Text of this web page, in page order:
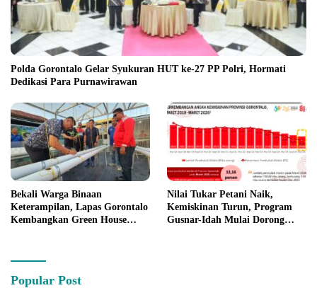
Polda Gorontalo Gelar Syukuran HUT ke-27 PP Polri, Hormati
Dedikasi Para Purnawirawan
Bekali Warga Binaan
Keterampilan, Lapas Gorontalo
Kembangkan Green House
Nilai Tukar Petani Naik,
Kemiskinan Turun, Program
Gusnar-Idah Mulai Dorong
Popular Post